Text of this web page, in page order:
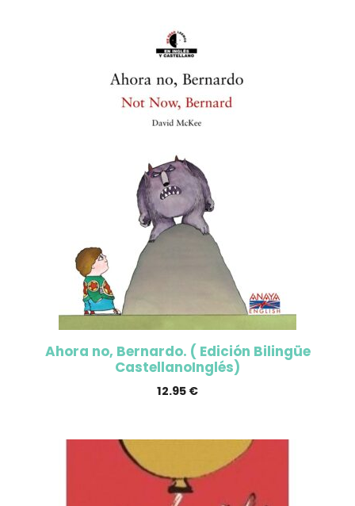
Ahora no, Bernardo. ( Edición Bilingüe
CastellanoInglés)
12.95 €